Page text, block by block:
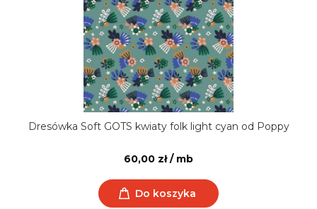
Dresówka Soft GOTS kwiaty folk light cyan od Poppy
60,00 zł / mb
Do koszyka